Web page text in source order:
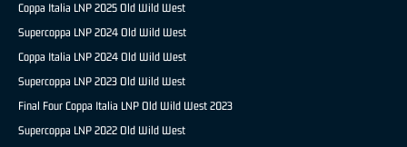
Coppa Italia LNP 2025 Old Wild West
Supercoppa LNP 2024 Old Wild West
Coppa Italia LNP 2024 Old Wild West
Supercoppa LNP 2023 Old Wild West
Final Four Coppa Italia LNP Old Wild West 2023
Supercoppa LNP 2022 Old Wild West